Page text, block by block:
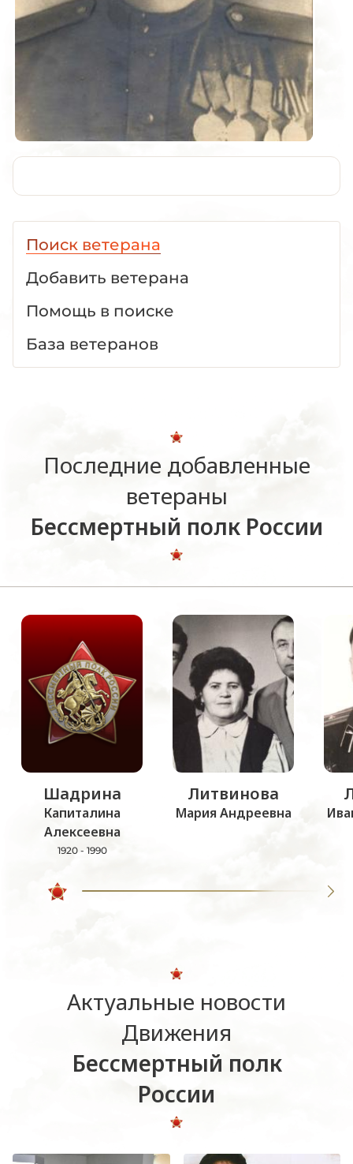
Поиск ветерана
Добавить ветерана
Помощь в поиске
База ветеранов
Последние добавленные
ветераны
Бессмертный полк России
Шадрина
Капиталина
Алексеевна
1920 - 1990
Литвинова
Мария Андреевна
Актуальные новости
Движения
Бессмертный полк
России